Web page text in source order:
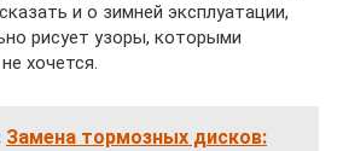
и о зимней эксплуатации,
рисует узоры, которыми
хочется.
Замена тормозных дисков: